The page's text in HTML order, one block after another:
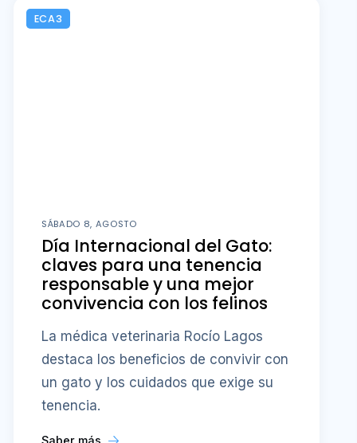
ECA3
SÁBADO 8, AGOSTO
Día Internacional del Gato:
claves para una tenencia
responsable y una mejor
convivencia con los felinos
La médica veterinaria Rocío Lagos
destaca los beneficios de convivir con
un gato y los cuidados que exige su
tenencia.
Saber más